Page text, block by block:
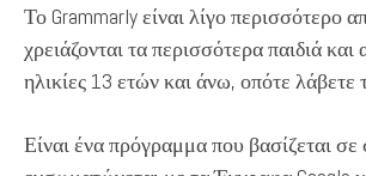
Το Grammarly είναι λίγο περισσότερο
χρειάζονται τα περισσότερα παιδιά και
ηλικίες 13 ετών και άνω, οπότε λάβετε
Είναι ένα πρόγραμμα που βασίζεται σε